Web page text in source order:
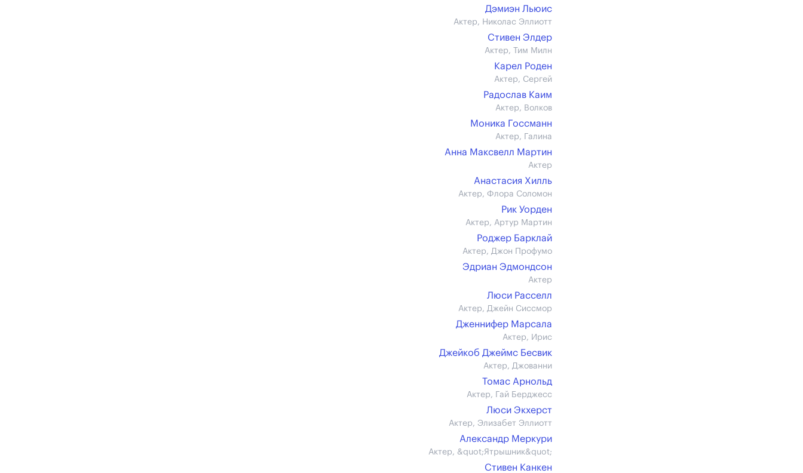
Дэмиэн Льюис
Актер, Николас Эллиотт
Стивен Элдер
Актер, Тим Милн
Карел Роден
Актер, Сергей
Радослав Каим
Актер, Волков
Моника Госсманн
Актер, Галина
Анна Максвелл Мартин
Актер
Анастасия Хилль
Актер, Флора Соломон
Рик Уорден
Актер, Артур Мартин
Роджер Барклай
Актер, Джон Профумо
Эдриан Эдмондсон
Актер
Люси Расселл
Актер, Джейн Сиссмор
Дженнифер Марсала
Актер, Ирис
Джейкоб Джеймс Бесвик
Актер, Джованни
Томас Арнольд
Актер, Гай Берджесс
Люси Экхерст
Актер, Элизабет Эллиотт
Александр Меркури
Актер, &quot;Ятрышник&quot;
Стивен Канкен